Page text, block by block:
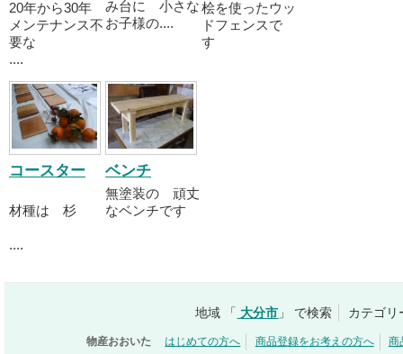
20年から30年
メンテナンス不
要な
....
み台に 小さな
お子様の....
桧を使ったウッ
ドフェンスで
す
コースター
材種は 杉
....
ベンチ
無塗装の 頑丈
なベンチです
地域 「 大分市 」 で検索 カテゴリ
物産おおいた はじめての方へ 商品登録をお考えの方へ 商